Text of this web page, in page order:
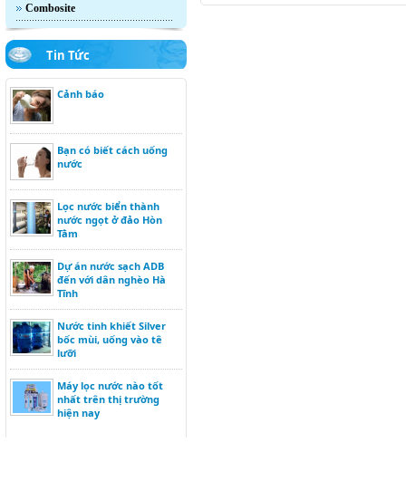
Combosite
Tin Tức
Cảnh báo
Bạn có biết cách uống
nước
Lọc nước biển thành
nước ngọt ở đảo Hòn
Tằm
Dự án nước sạch ADB
đến với dân nghèo Hà
Tĩnh
Nước tinh khiết Silver
bốc mùi, uống vào tê
lưỡi
Máy lọc nước nào tốt
nhất trên thị trường
hiện nay